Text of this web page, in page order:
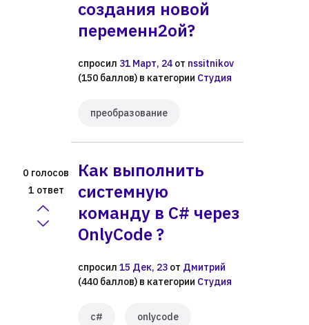
создания новой
переменн2ой?
спросил 31 Март, 24 от nssitnikov
(150 баллов) в категории Студия
преобразование
0 голосов
1 ответ
Как выполнить
системную
команду в C# через
OnlyCode ?
спросил 15 Дек, 23 от Дмитрий
(440 баллов) в категории Студия
c# onlycode